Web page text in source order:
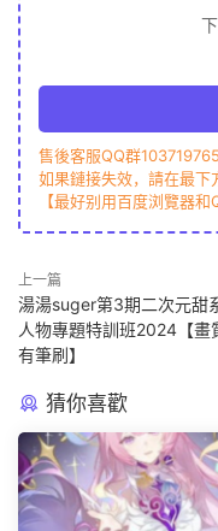
售後客服QQ群
如果鏈接失效，請在最下
【最好别用百度浏覽器和
上一篇
湯湯suger第3期二次元甜
人物專題特訓班2024【畫
有筆刷】
猜你喜歡